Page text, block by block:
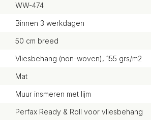
WW-474
Binnen 3 werkdagen
50 cm breed
Vliesbehang (non-woven), 155 grs/m2
Mat
Muur insmeren met lijm
Perfax Ready & Roll voor vliesbehang